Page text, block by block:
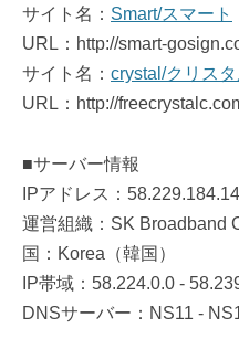
サイト名： Smart/スマート
URL：http://smart-
サイト名： crystal/クリス
URL：http://
■サーバー情報
IPアドレス：58.229.184.14
運営組織：SK Broadband
国：Korea（韓国）
IP帯域：58.224.0.0 -
DNSサーバー：NS11 -